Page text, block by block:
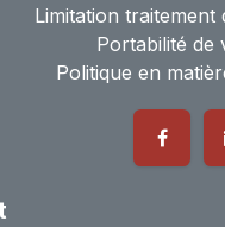
Limitation traitement
Portabilité de
Politique en